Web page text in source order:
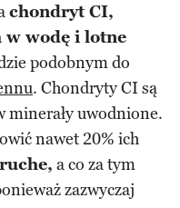
chondryt CI,
w wodę i lotne
podobnym do
. Chondryty CI są
minerały uwodnione.
nawet 20% ich
a co za tym
zazwyczaj